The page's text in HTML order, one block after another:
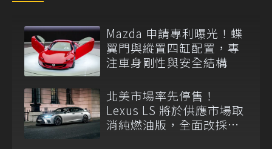
Mazda 申請專利曝光！蝶
翼門與縱置四缸配置，專
注車身剛性與安全結構
北美市場率先停售！
Lexus LS 將於供應市場取
消純燃油版，全面改採單